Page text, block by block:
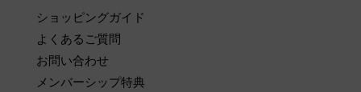
ショッピングガイド
よくあるご質問
お問い合わせ
メンバーシップ特典